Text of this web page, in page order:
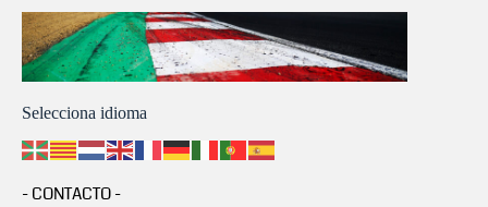
Selecciona idioma
- CONTACTO -